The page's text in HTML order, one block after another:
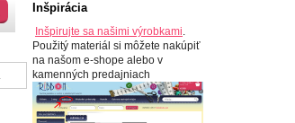
Inšpirácia
Inšpirujte sa našimi výrobkami.
Použitý materiál si môžete nakúpiť
na našom e-shope alebo v
kamenných predajniach